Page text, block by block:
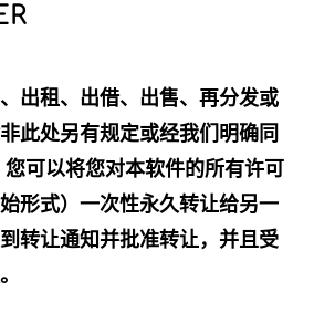
出租、出借、出售、再分发或
此处另有规定或经我们明确同
可以将您对本软件的所有许可
形式）一次性永久转让给另一
转让通知并批准转让，并且受